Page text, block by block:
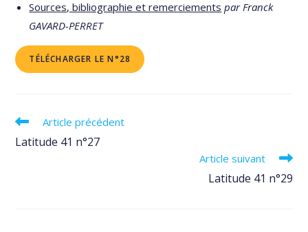
Sources, bibliographie et remerciements par Franck
GAVARD-PERRET
TÉLÉCHARGER LE N°28
Read
articles
Article précédent
Latitude 41 n°27
Article suivant
Latitude 41 n°29